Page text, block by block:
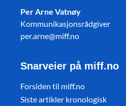
Per Arne Vatnøy
Kommunikasjonsrådgiver
per.arne@miff.no
Snarveier på miff.no
Forsiden til miff.no
Siste artikler kronologisk